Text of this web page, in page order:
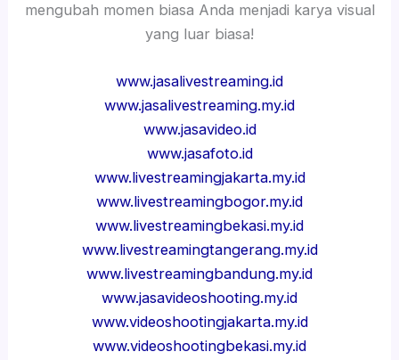
mengubah momen biasa Anda menjadi karya visual
yang luar biasa!
www.jasalivestreaming.id
www.jasalivestreaming.my.id
www.jasavideo.id
www.jasafoto.id
www.livestreamingjakarta.my.id
www.livestreamingbogor.my.id
www.livestreamingbekasi.my.id
www.livestreamingtangerang.my.id
www.livestreamingbandung.my.id
www.jasavideoshooting.my.id
www.videoshootingjakarta.my.id
www.videoshootingbekasi.my.id